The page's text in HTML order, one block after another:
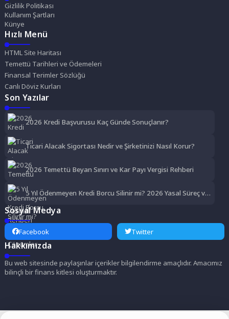
Gizlilik Politikası
Kullanım Şartları
Künye
Hızlı Menü
HTML Site Haritası
Temettü Tarihleri ve Ödemeleri
Finansal Terimler Sözlüğü
Canlı Döviz Kurları
Son Yazılar
2026 Kredi Başvurusu Kaç Günde Sonuçlanır?
Ticari Alacak Sigortası Nedir ve Şirketinizi Nasıl Korur?
2026 Temettü Beyan Sınırı ve Kar Payı Vergisi Rehberi
5 Yıl Ödenmeyen Kredi Borcu Silinir mi? 2026 Yasal Süreç ve
Çözümler
Sosyal Medya
Facebook Twitter
Hakkımızda
Bu web sitesinde paylaşınlar içerikler bilgilendirme amaçlıdır. Amacımız
bilinçli bir finans kitlesi oluşturmaktır.